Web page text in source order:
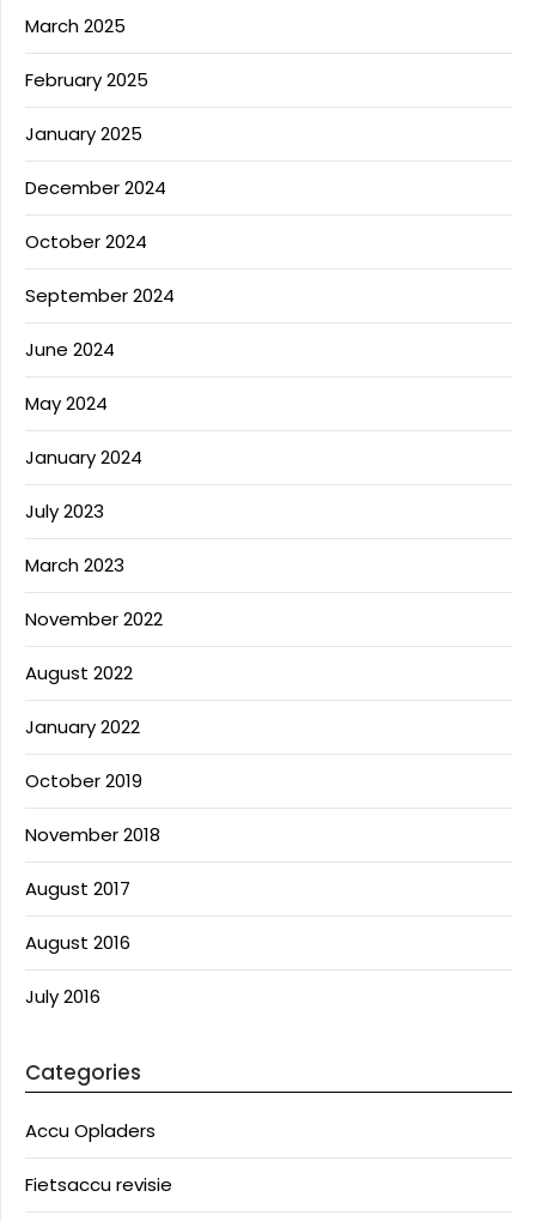
March 2025
February 2025
January 2025
December 2024
October 2024
September 2024
June 2024
May 2024
January 2024
July 2023
March 2023
November 2022
August 2022
January 2022
October 2019
November 2018
August 2017
August 2016
July 2016
Categories
Accu Opladers
Fietsaccu revisie